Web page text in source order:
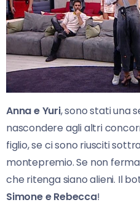
Anna e Yuri, sono stati una
nascondere agli altri
figlio, se ci sono riusciti
montepremio. Se non
che ritenga siano alieni. Il
Simone e Rebecca!